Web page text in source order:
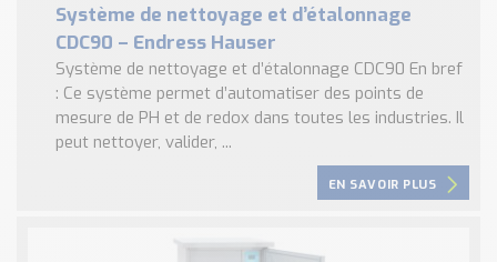
Système de nettoyage et d’étalonnage
CDC90 – Endress Hauser
Système de nettoyage et d’étalonnage CDC90 En bref
: Ce système permet d’automatiser des points de
mesure de PH et de redox dans toutes les industries. Il
peut nettoyer, valider, ...
EN SAVOIR PLUS